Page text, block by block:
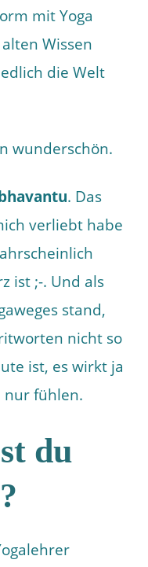
mit Yoga
Wissen
die Welt
wunderschön.
. Das
verliebt habe
ist ;-. Und als
stand,
nicht so
ist, es wirkt ja
nur fühlen.
du